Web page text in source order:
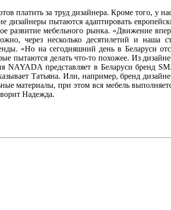
платить за труд дизайнера. Кроме того, у
пытаются адаптировать
развитие мебельного рынка. «Движение
через несколько десятилетий и наша
«Но на сегодняшний день в Беларуси
пытаются делать что-то похожее. Из
NAYADA представляет в Беларуси бренд
Татьяна. Или, например, бренд
материалы, при этом вся мебель
Надежда.